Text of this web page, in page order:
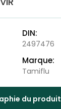
DIN:
2497476
Marque:
Tamiflu
du produit